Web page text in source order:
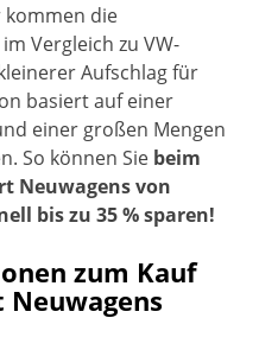
die
Vergleich zu VW-
Aufschlag für
basiert auf einer
einer großen Mengen
So können Sie beim
Neuwagens von
bis zu 35 % sparen!
zum Kauf
Neuwagens